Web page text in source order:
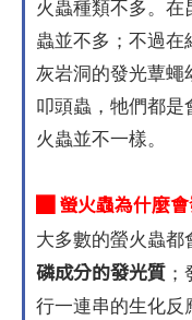
火蟲種類不多。
蟲並不多；不過
灰岩洞的發光蕈
叩頭蟲，牠們都
火蟲並不一樣。
█ 螢火蟲為什麼會
大多數的螢火蟲
磷成分的發光質
行一連串的生化反